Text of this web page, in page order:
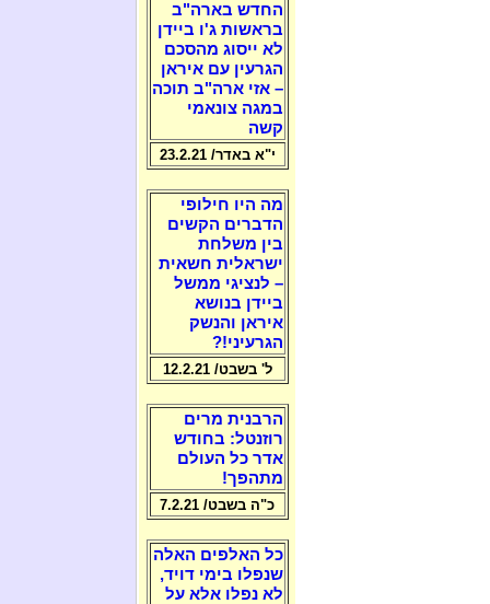
החדש בארה"ב
בראשות ג'ו ביידן
לא ייסוג מהסכם
הגרעין עם איראן
– אזי ארה"ב תוכה
במגה צונאמי
קשה
י"א באדר/ 23.2.21
מה היו חילופי
הדברים הקשים
בין משלחת
ישראלית חשאית
– לנציגי ממשל
ביידן בנושא
איראן והנשק
הגרעיני!?
ל' בשבט/ 12.2.21
הרבנית מרים
רוזנטל: בחודש
אדר כל העולם
מתהפך!
כ"ה בשבט/ 7.2.21
כל האלפים האלה
שנפלו בימי דויד,
לא נפלו אלא על